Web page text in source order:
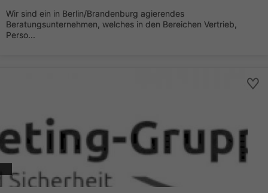
Wir sind ein in Berlin/Brandenburg agierendes
Beratungsunternehmen, welches in den Bereichen Vertrieb,
Perso...